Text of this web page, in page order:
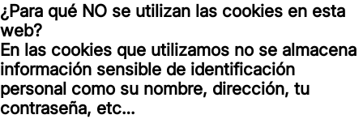
¿Para qué NO se utilizan las cookies en esta
web?
En las cookies que utilizamos no se almacena
información sensible de identificación
personal como su nombre, dirección, tu
contraseña, etc…